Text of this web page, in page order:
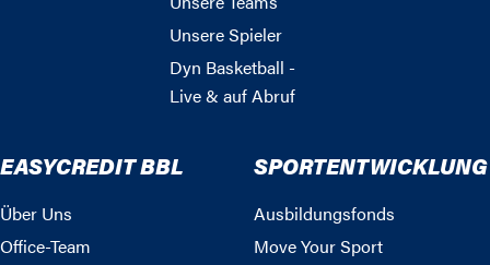
Unsere Spieler
Dyn Basketball -
Live & auf Abruf
EASYCREDIT BBL
Über Uns
Office-Team
SPORTENTWICKLUNG
Ausbildungsfonds
Move Your Sport